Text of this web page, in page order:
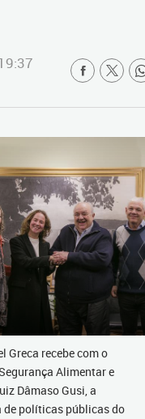
Greca recebe com o
Alimentar e
Dâmaso Gusi, a
de políticas públicas do